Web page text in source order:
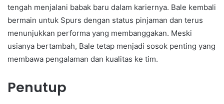
tengah menjalani babak baru dalam kariernya. Bale kembali
bermain untuk Spurs dengan status pinjaman dan terus
menunjukkan performa yang membanggakan. Meski
usianya bertambah, Bale tetap menjadi sosok penting yang
membawa pengalaman dan kualitas ke tim.
Penutup